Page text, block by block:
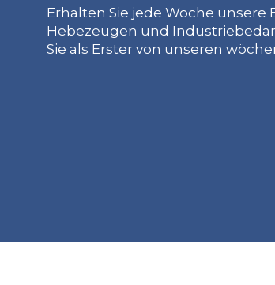
Erhalten Sie jede Woche unsere
Hebezeugen und
Sie als Erster von unseren